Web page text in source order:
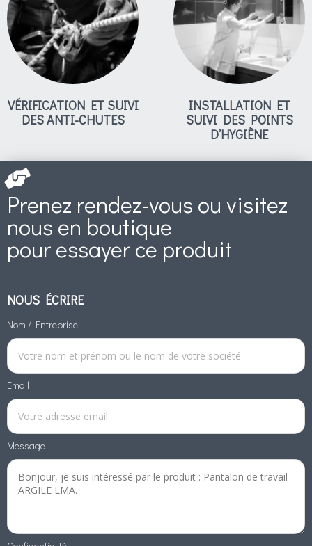
VÉRIFICATION ET SUIVI
DES ANTI-CHUTES
INSTALLATION ET
SUIVI DES POINTS
D’HYGIÈNE
Prenez rendez-vous ou visitez
nous en boutique
pour essayer ce produit
NOUS ÉCRIRE
Nom / Entreprise
Email
Message